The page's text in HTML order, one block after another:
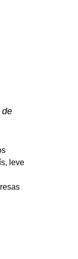
de
leve